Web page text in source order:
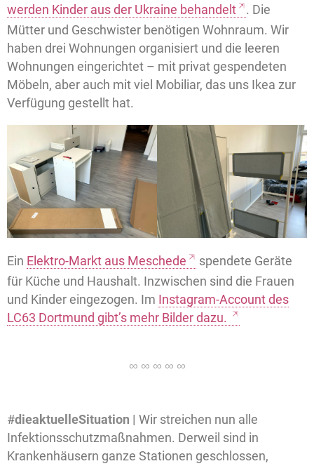
werden Kinder aus der Ukraine behandelt
. Die
Mütter und Geschwister benötigen Wohnraum. Wir
haben drei Wohnungen organisiert und die leeren
Wohnungen eingerichtet – mit privat gespendeten
Möbeln, aber auch mit viel Mobiliar, das uns Ikea zur
Verfügung gestellt hat.
Ein Elektro-Markt aus Meschede
spendete Geräte
für Küche und Haushalt. Inzwischen sind die Frauen
und Kinder eingezogen. Im Instagram-Account des
LC63 Dortmund gibt’s mehr Bilder dazu.
#dieaktuelleSituation | Wir streichen nun alle
Infektionsschutzmaßnahmen. Derweil sind in
Krankenhäusern ganze Stationen geschlossen,